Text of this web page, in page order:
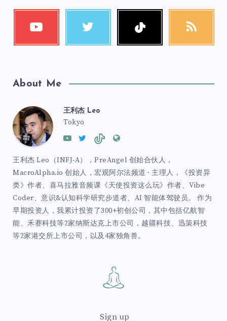
About Me
王利杰 Leo
Tokyo
王利杰 Leo（INFJ-A），PreAngel 创始合伙人，
MacroAlpha.io 创始人，宏观阿尔法频道 · 主理人，《投资异
类》作者、喜马拉雅音频课《天使投资这么玩》作者、Vibe
Coder、意识&认知科学研究步道者、AI 智能体驾驶员。 作为
早期投资人，我累计投资了300+初创公司，其中包括亿航智
能、禾赛科技等2家纳斯达克上市公司，越疆科技、迅策科技
等2家港交所上市公司，以及4家独角兽。
Sign up